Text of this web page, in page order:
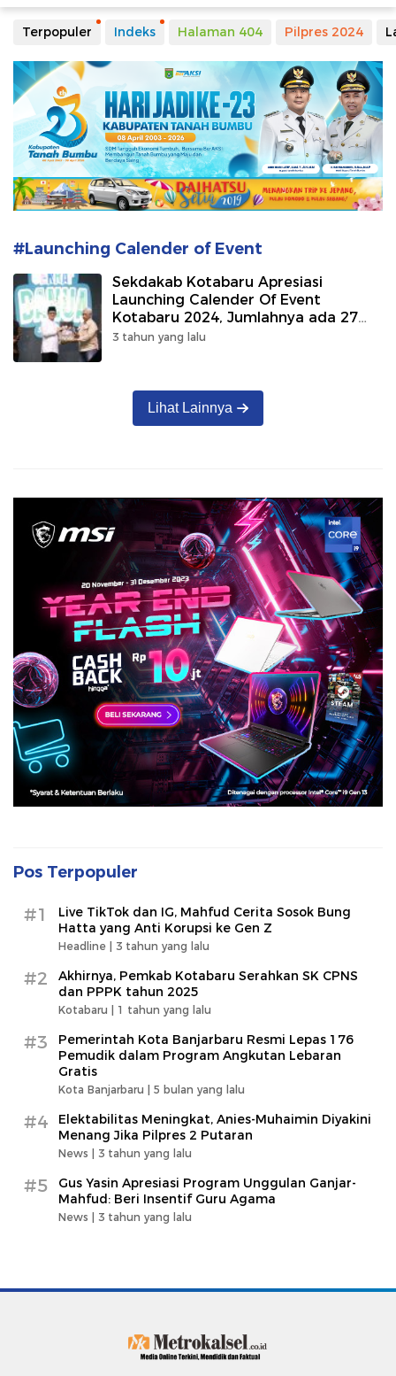
Terpopuler Indeks Halaman 404 Pilpres 2024
#Launching Calender of Event
Sekdakab Kotabaru Apresiasi
Launching Calender Of Event
Kotabaru 2024, Jumlahnya ada 27
Event
3 tahun yang lalu
Lihat Lainnya
Pos Terpopuler
#1
Live TikTok dan IG, Mahfud Cerita Sosok Bung
Hatta yang Anti Korupsi ke Gen Z
Headline | 3 tahun yang lalu
#2
Akhirnya, Pemkab Kotabaru Serahkan SK CPNS
dan PPPK tahun 2025
Kotabaru | 1 tahun yang lalu
#3
Pemerintah Kota Banjarbaru Resmi Lepas 176
Pemudik dalam Program Angkutan Lebaran
Gratis
Kota Banjarbaru | 5 bulan yang lalu
#4
Elektabilitas Meningkat, Anies-Muhaimin Diyakini
Menang Jika Pilpres 2 Putaran
News | 3 tahun yang lalu
#5
Gus Yasin Apresiasi Program Unggulan Ganjar-
Mahfud: Beri Insentif Guru Agama
News | 3 tahun yang lalu